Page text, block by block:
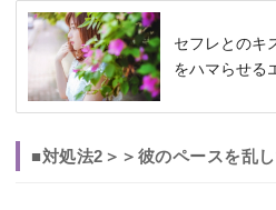
セフレとの
をハマらせる
■対処法2＞＞彼のペースを乱